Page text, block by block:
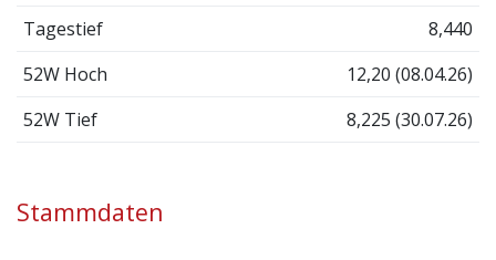
Tagestief
8,440
52W Hoch
12,20 (08.04.26)
52W Tief
8,225 (30.07.26)
Stammdaten